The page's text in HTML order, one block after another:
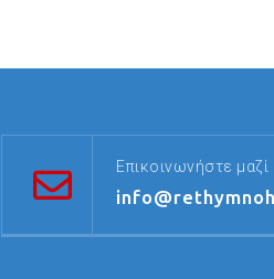
Επικοινωνήστε μαζί